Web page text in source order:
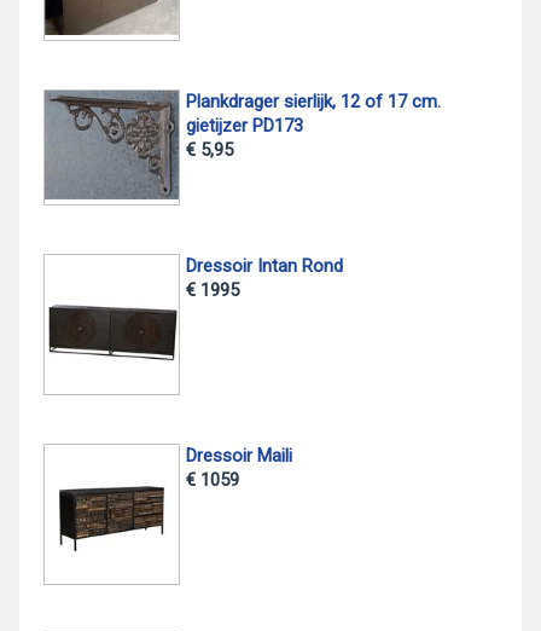
Plankdrager sierlijk, 12 of 17 cm.
gietijzer PD173
€ 5,95
Dressoir Intan Rond
€ 1995
Dressoir Maili
€ 1059